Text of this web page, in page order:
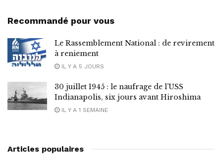
Recommandé pour vous
Le Rassemblement National : de revirement
à reniement
IL Y A 5 JOURS
30 juillet 1945 : le naufrage de l’USS
Indianapolis, six jours avant Hiroshima
IL Y A 1 SEMAINE
Articles populaires